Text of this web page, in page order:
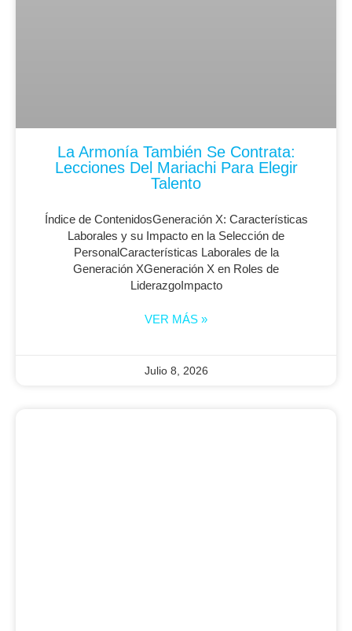
La Armonía También Se Contrata:
Lecciones Del Mariachi Para Elegir
Talento
Índice de ContenidosGeneración X: Características
Laborales y su Impacto en la Selección de
PersonalCaracterísticas Laborales de la
Generación XGeneración X en Roles de
LiderazgoImpacto
VER MÁS »
Julio 8, 2026